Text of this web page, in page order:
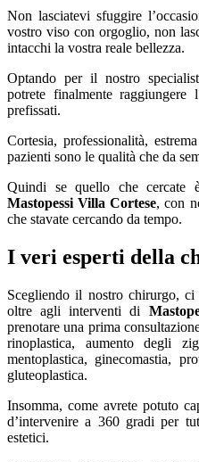
Non lasciatevi sfuggire
vostro viso con orgoglio, non
intacchi la vostra reale bellezza.
Optando per il nostro
potrete finalmente
prefissati.
Cortesia, professionalità,
pazienti sono le qualità che da
Quindi se quello che cercate
Mastopessi Villa Cortese, con
che stavate cercando da tempo.
I veri esperti della
Scegliendo il nostro chirurgo,
oltre agli interventi di
prenotare una prima
rinoplastica, aumento degli
mentoplastica, ginecomastia,
gluteoplastica.
Insomma, come avrete potuto
d’intervenire a 360 gradi per
estetici.